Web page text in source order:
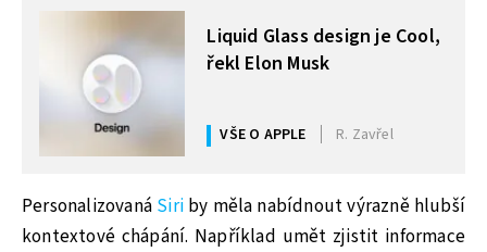
MOHLO BY VÁS ZAJÍMAT
Liquid Glass design je Cool,
řekl Elon Musk
VŠE O APPLE R. Zavřel
Personalizovaná Siriby měla nabídnout výrazně hlubší
kontextové chápání. Například umět zjistit informace